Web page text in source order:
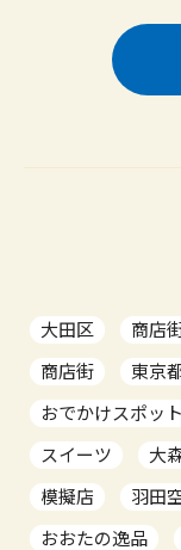
大田区 商店
商店街
東京
おでかけスポット
スイーツ
大
模擬店
羽田
おおたの逸品